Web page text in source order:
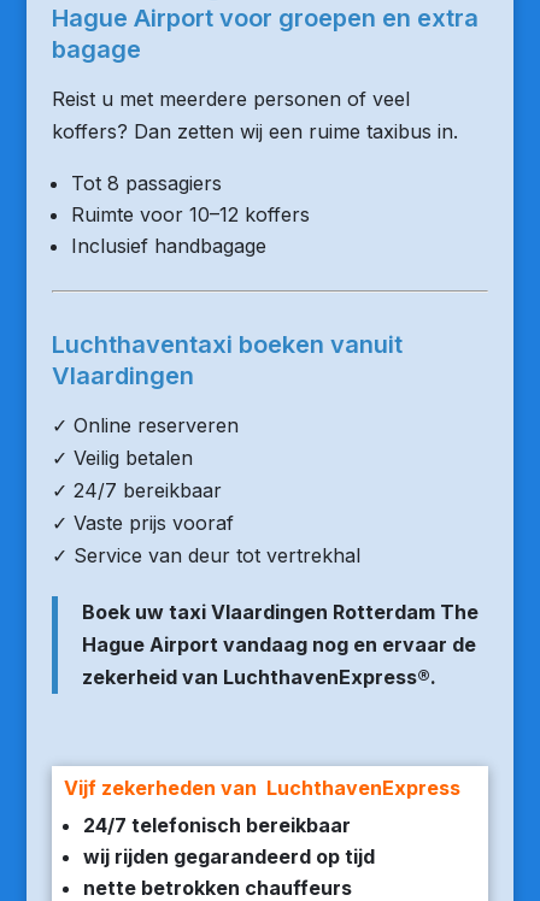
Hague Airport voor groepen en extra
bagage
Reist u met meerdere personen of veel
koffers? Dan zetten wij een ruime taxibus in.
Tot 8 passagiers
Ruimte voor 10–12 koffers
Inclusief handbagage
Luchthaventaxi boeken vanuit
Vlaardingen
✓ Online reserveren
✓ Veilig betalen
✓ 24/7 bereikbaar
✓ Vaste prijs vooraf
✓ Service van deur tot vertrekhal
Boek uw taxi Vlaardingen Rotterdam The
Hague Airport vandaag nog en ervaar de
zekerheid van LuchthavenExpress®.
Vijf zekerheden van LuchthavenExpress
24/7 telefonisch bereikbaar
wij rijden gegarandeerd op tijd
nette betrokken chauffeurs